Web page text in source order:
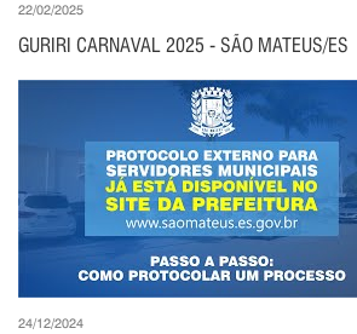
22/02/2025
GURIRI CARNAVAL 2025 - SÃO MATEUS/ES
24/12/2024